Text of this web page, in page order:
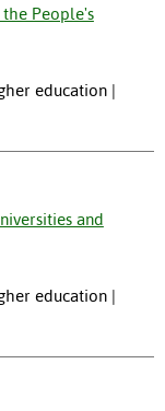
People's
education |
and
education |